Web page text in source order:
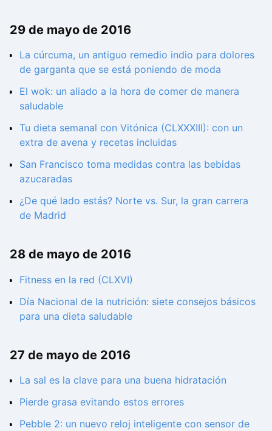
29 de mayo de 2016
La cúrcuma, un antiguo remedio indio para dolores
de garganta que se está poniendo de moda
El wok: un aliado a la hora de comer de manera
saludable
Tu dieta semanal con Vitónica (CLXXXIII): con un
extra de avena y recetas incluidas
San Francisco toma medidas contra las bebidas
azucaradas
¿De qué lado estás? Norte vs. Sur, la gran carrera
de Madrid
28 de mayo de 2016
Fitness en la red (CLXVI)
Día Nacional de la nutrición: siete consejos básicos
para una dieta saludable
27 de mayo de 2016
La sal es la clave para una buena hidratación
Pierde grasa evitando estos errores
Pebble 2: un nuevo reloj inteligente con sensor de